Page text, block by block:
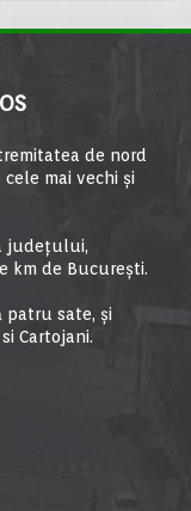
de nord
mai vechi şi
judeţului,
km de Bucureşti.
patru sate, și
Cartojani.